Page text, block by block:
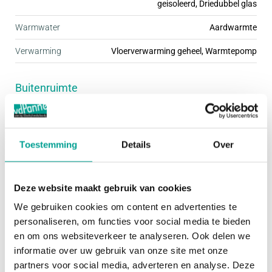
Toestemming Details Over
Deze website maakt gebruik van cookies
We gebruiken cookies om content en advertenties te
personaliseren, om functies voor social media te bieden
en om ons websiteverkeer te analyseren. Ook delen we
informatie over uw gebruik van onze site met onze
partners voor social media, adverteren en analyse. Deze
woningtypen ingericht. Daardoor is er voor
stuk zijn deze woningen fraai afgewerkt met mooie
De kleine woonbuurten hebben een ding met elkaar
gemeen; ze zijn kindvriendelijk én autoluw. Dit
woont, terwijl je de dynamiek van de stad
gemakkelijk kunt opzoeken.
variatie koopwoningen, waarbij geen plattegrond
precies hetzelfde is. Afhankelijk van de grootte van
je gezin of je woonbehoefte, kies je voor een
geisoleerd, Driedubbel glas
Warmwater Aardwarmte
Verwarming Vloerverwarming geheel, Warmtepomp
Buitenruimte
Tuin Achtertuin, Voortuin
Hoofdtuin Achtertuin
Oppervlakte hoofdtuin
Bergruimte
Geen garage
Schuur / Berging VRIJSTAAND_HOUT